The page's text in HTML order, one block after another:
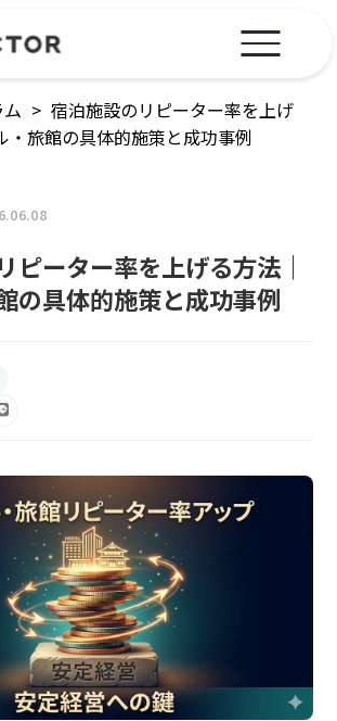
> 宿泊施設のリピーター率を上げ
・旅館の具体的施策と成功事例
ピーター率を上げる方法｜
の具体的施策と成功事例